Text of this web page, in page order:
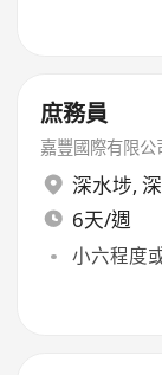
庶務員
嘉豐國際有限公
深水埗,
6天/週
小六程度